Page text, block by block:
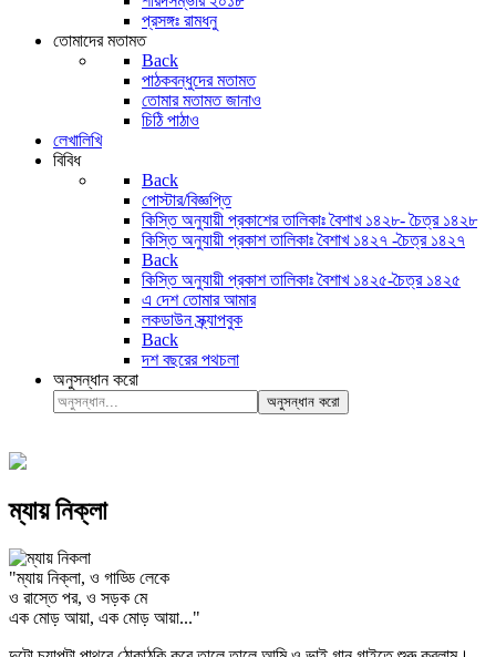
প্রসঙ্গঃ রামধনু
তোমাদের মতামত
Back
পাঠকবন্ধুদের মতামত
তোমার মতামত জানাও
চিঠি পাঠাও
লেখালিখি
বিবিধ
Back
পোস্টার/বিজ্ঞপ্তি
কিস্তি অনুযায়ী প্রকাশের তালিকাঃ বৈশাখ ১৪২৮- চৈত্র ১৪২৮
কিস্তি অনুযায়ী প্রকাশ তালিকাঃ বৈশাখ ১৪২৭ -চৈত্র ১৪২৭
Back
কিস্তি অনুযায়ী প্রকাশ তালিকাঃ বৈশাখ ১৪২৫-চৈত্র ১৪২৫
এ দেশ তোমার আমার
লকডাউন স্ক্র্যাপবুক
Back
দশ বছরের পথচলা
অনুসন্ধান করো
অনুসন্ধান করো
ম্যায় নিক্‌লা
"ম্যায় নিক্‌লা, ও গাড্ডি লেকে
ও রাস্তে পর, ও সড়ক মে
এক মোড় আয়া, এক মোড় আয়া..."